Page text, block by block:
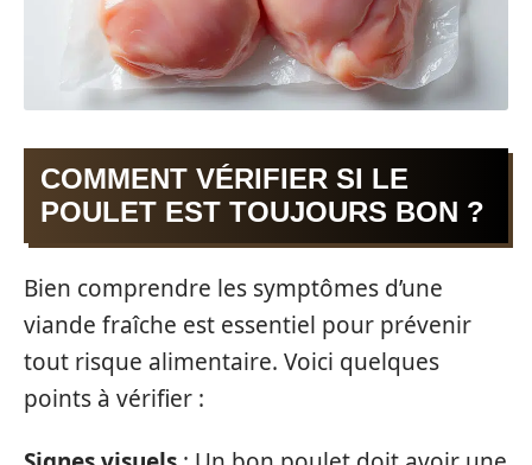
COMMENT VÉRIFIER SI LE
POULET EST TOUJOURS BON ?
Bien comprendre les symptômes d’une
viande fraîche est essentiel pour prévenir
tout risque alimentaire. Voici quelques
points à vérifier :